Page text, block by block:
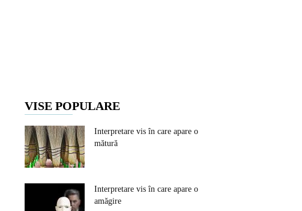
VISE POPULARE
Interpretare vis în care apare o
mătură
Interpretare vis în care apare o
amăgire